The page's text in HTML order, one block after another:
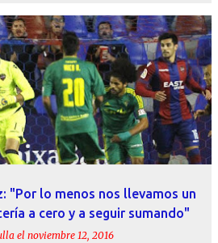
"Por lo menos nos llevamos un
a cero y a seguir sumando"
el noviembre 12, 2016
DECLARACIONES LEVANTE +